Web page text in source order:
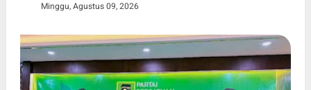
Minggu, Agustus 09, 2026